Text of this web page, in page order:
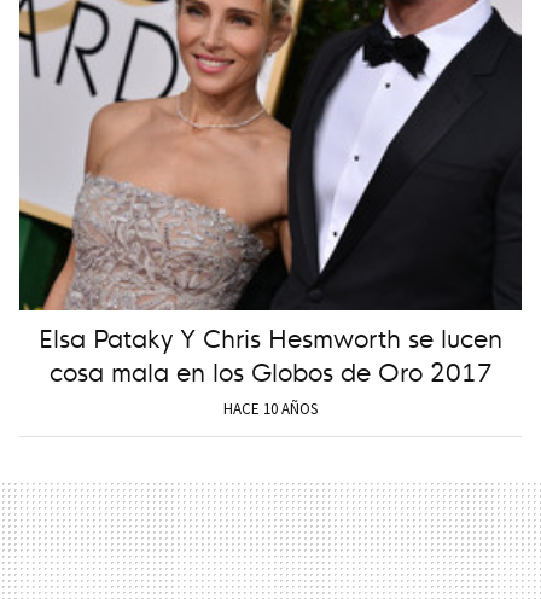
Elsa Pataky Y Chris Hesmworth se lucen
cosa mala en los Globos de Oro 2017
HACE 10 AÑOS